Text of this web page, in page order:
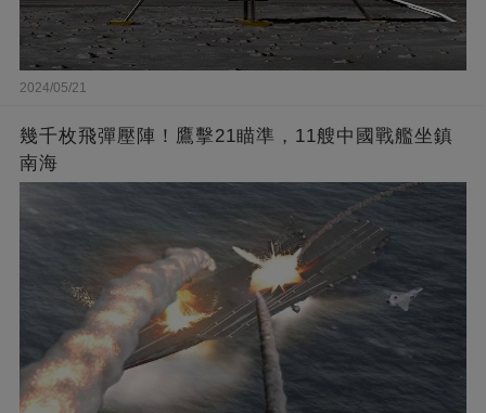
2024/05/21
幾千枚飛彈壓陣！鷹擊21瞄準，11艘中國戰艦坐鎮
南海